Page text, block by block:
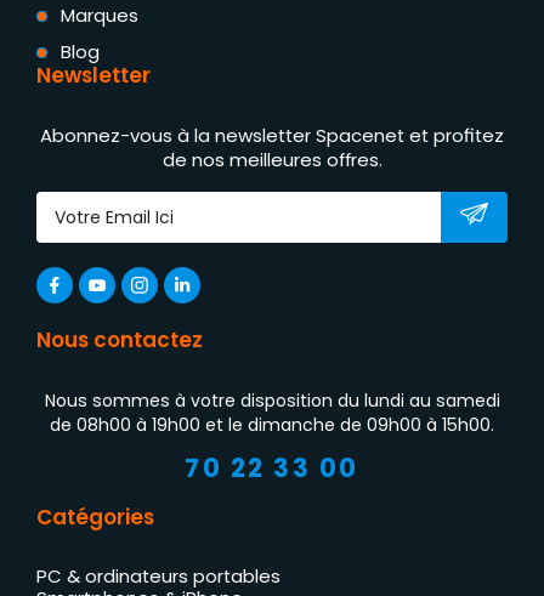
Marques
Blog
Newsletter
Abonnez-vous à la newsletter Spacenet et profitez
de nos meilleures offres.
Nous contactez
Nous sommes à votre disposition du lundi au samedi
de 08h00 à 19h00 et le dimanche de 09h00 à 15h00.
70 22 33 00
Catégories
PC & ordinateurs portables